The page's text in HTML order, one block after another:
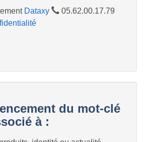
Dataxy
05.62.00.17.79
du mot-clé
à :